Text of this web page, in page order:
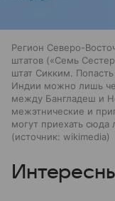
Регион Северо-
штатов («Семь
штат Сикким.
Индии можно лишь
между Бангладеш и
межэтнические и
могут приехать
источник: wikimedia